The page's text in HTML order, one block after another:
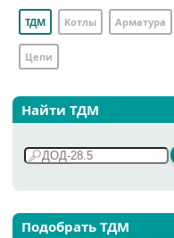
ТДМ Котлы Арматура
Цепи
Найти ТДМ
Подобрать ТДМ